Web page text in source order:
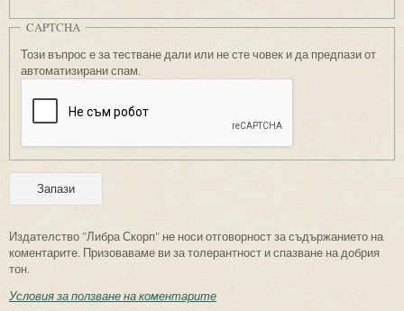
CAPTCHA
Този въпрос е за тестване дали или не сте човек и да предпази от
автоматизирани спам.
Издателство "Либра Скорп" не носи отговорност за съдържанието на
коментарите. Призоваваме ви за толерантност и спазване на добрия
тон.
Условия за ползване на коментарите